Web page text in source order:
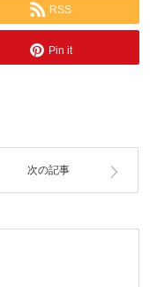
RSS
Pin it
次の記事